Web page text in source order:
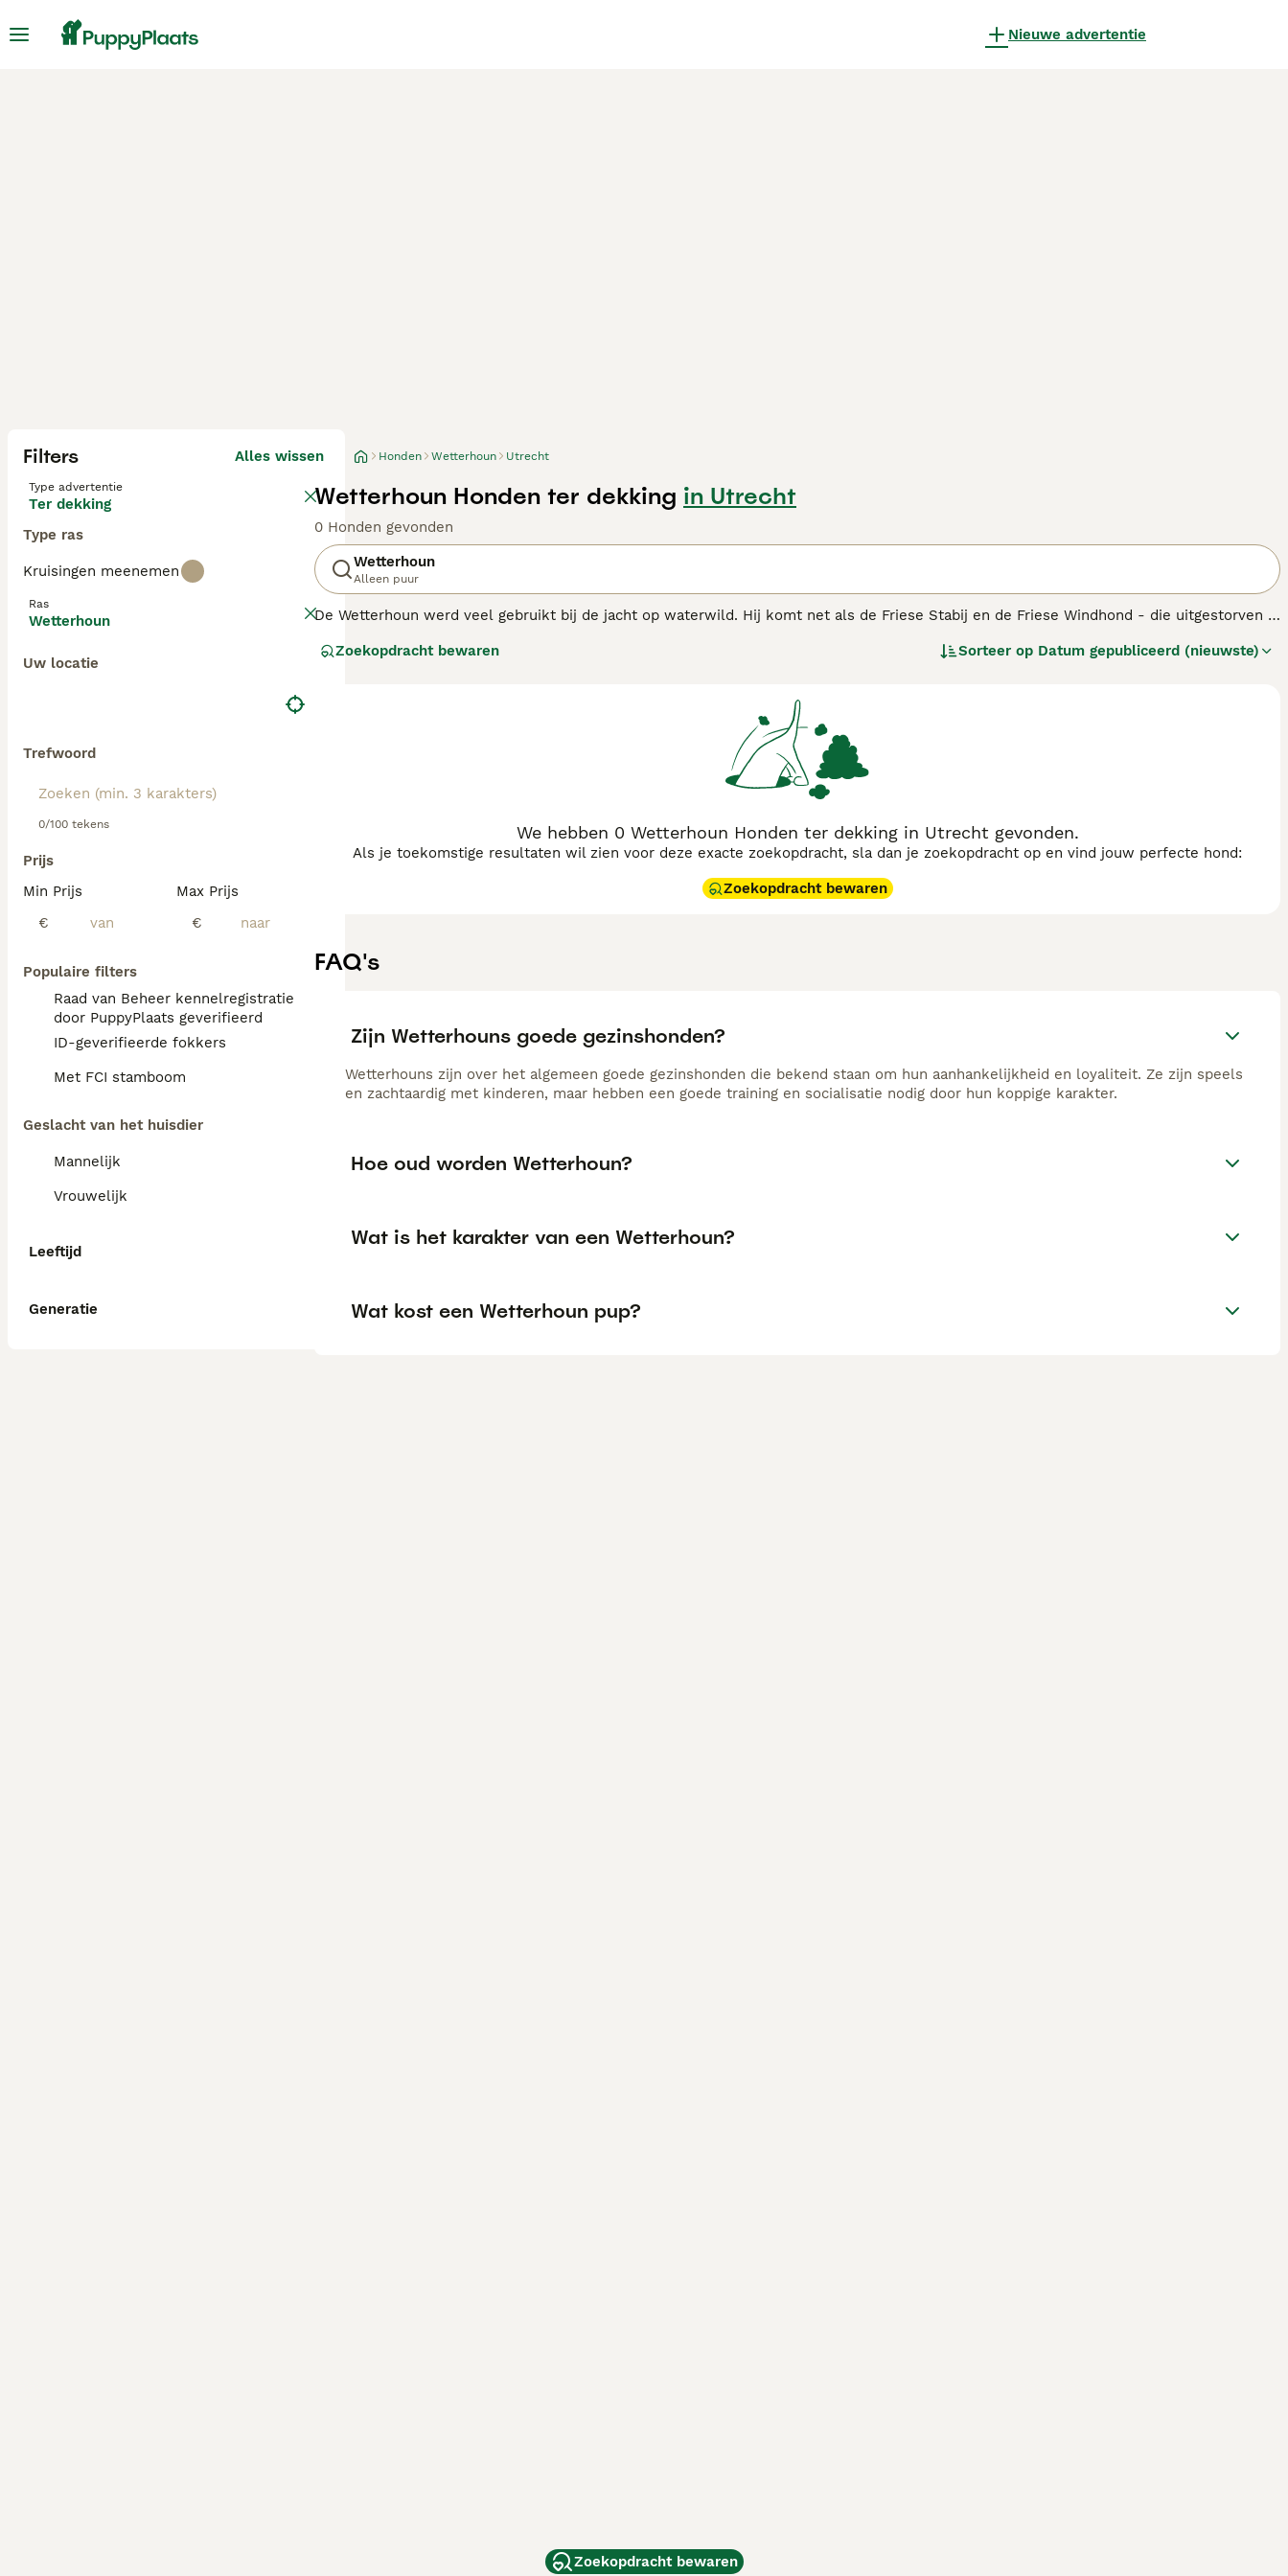
Nieuwe advertentie
Filters Alles wissen
Type advertentie
Ter dekking
Type ras
Kruisingen meenemen
Ras
Wetterhoun
Uw locatie
Trefwoord
0/100 tekens
Prijs
Min Prijs
€
Max Prijs
€
Populaire filters
Raad van Beheer kennelregistratie
door PuppyPlaats geverifieerd
ID-geverifieerde fokkers
Met FCI stamboom
Geslacht van het huisdier
Mannelijk
Vrouwelijk
Leeftijd
Generatie
Honden Wetterhoun Utrecht
Wetterhoun Honden ter dekking in Utrecht
0 Honden gevonden
Wetterhoun
Alleen puur
De Wetterhoun werd veel gebruikt bij de jacht op waterwild. Hij komt net als de Friese Stabij en de Friese Windhond - die uitgestorven is
Wetterhoun was de hond van boeren en arbeiders, die met hem gingen jagen (otter- en bunzingjacht), maar hem ook gebruikten als
Lees onze Wetterhoun adviespagina voor informatie over dit hondenras.
Zoekopdracht bewaren Sorteer op Datum gepubliceerd (nieuwste)
We hebben 0 Wetterhoun Honden ter dekking in Utrecht gevonden.
Als je toekomstige resultaten wil zien voor deze exacte zoekopdracht, sla dan je zoekopdracht op en vind jouw perfecte hond:
Zoekopdracht bewaren
FAQ's
Zijn Wetterhouns goede gezinshonden?
Wetterhouns zijn over het algemeen goede gezinshonden die bekend staan om hun aanhankelijkheid en loyaliteit. Ze zijn speels
en zachtaardig met kinderen, maar hebben een goede training en socialisatie nodig door hun koppige karakter.
Hoe oud worden Wetterhoun?
Wat is het karakter van een Wetterhoun?
Wat kost een Wetterhoun pup?
Zoekopdracht bewaren